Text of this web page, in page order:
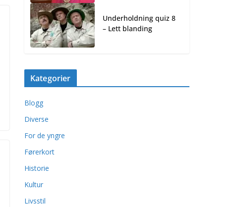
Underholdning quiz 8
– Lett blanding
Kategorier
Blogg
Diverse
For de yngre
Førerkort
Historie
Kultur
Livsstil